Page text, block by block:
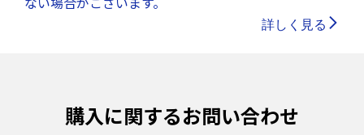
詳しく見る
購入に関するお問い合わせ